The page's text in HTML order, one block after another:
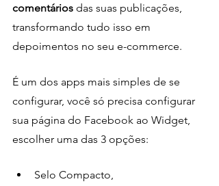
comentários das suas publicações,
transformando tudo isso em
depoimentos no seu e-commerce.
É um dos apps mais simples de se
configurar, você só precisa configurar
sua página do Facebook ao Widget,
escolher uma das 3 opções:
Selo Compacto,